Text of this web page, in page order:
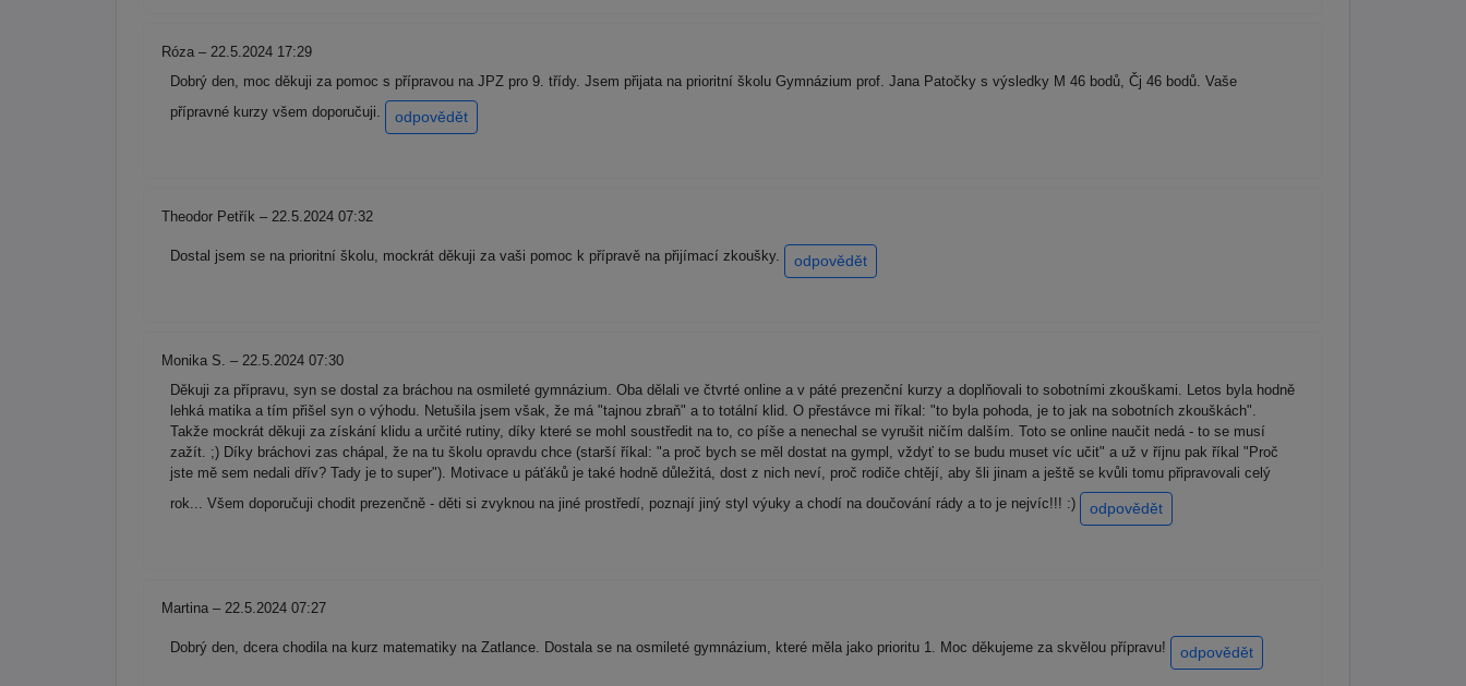
Róza – 22.5.2024 17:29
Dobrý den, moc děkuji za pomoc s přípravou na JPZ pro 9. třídy. Jsem přijata na prioritní školu Gymnázium prof. Jana Patočky s výsledky M 46 bodů, Čj 46 bodů. Vaše
přípravné kurzy všem doporučuji.
odpovědět
Theodor Petřík – 22.5.2024 07:32
Dostal jsem se na prioritní školu, mockrát děkuji za vaši pomoc k přípravě na přijímací zkoušky. odpovědět
Monika S. – 22.5.2024 07:30
Děkuji za přípravu, syn se dostal za bráchou na osmileté gymnázium. Oba dělali ve čtvrté online a v páté prezenční kurzy a doplňovali to sobotními zkouškami. Letos byla hodně
lehká matika a tím přišel syn o výhodu. Netušila jsem však, že má "tajnou zbraň" a to totální klid. O přestávce mi říkal: "to byla pohoda, je to jak na sobotních zkouškách".
Takže mockrát děkuji za získání klidu a určité rutiny, díky které se mohl soustředit na to, co píše a nenechal se vyrušit ničím dalším. Toto se online naučit nedá - to se musí
zažít. ;) Díky bráchovi zas chápal, že na tu školu opravdu chce (starší říkal: "a proč bych se měl dostat na gympl, vždyť to se budu muset víc učit" a už v říjnu pak říkal "Proč
jste mě sem nedali dřív? Tady je to super"). Motivace u páťáků je také hodně důležitá, dost z nich neví, proč rodiče chtějí, aby šli jinam a ještě se kvůli tomu připravovali celý
rok... Všem doporučuji chodit prezenčně - děti si zvyknou na jiné prostředí, poznají jiný styl výuky a chodí na doučování rády a to je nejvíc!!! :)
odpovědět
Martina – 22.5.2024 07:27
Dobrý den, dcera chodila na kurz matematiky na Zatlance. Dostala se na osmileté gymnázium, které měla jako prioritu 1. Moc děkujeme za skvělou přípravu! odpovědět